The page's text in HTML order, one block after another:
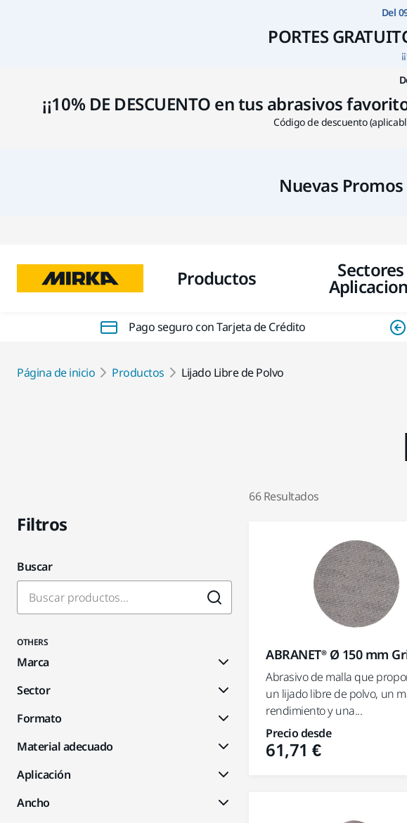
Del
PORTES
¡¡10% DE DESCUENTO en tus abrasivos
Código de descuento
Nuevas
Productos
Pago seguro con Tarjeta de Crédito
Página de inicio Productos Lijado Libre de Polvo
66 Resultados
Filtros
Buscar
OTHERS
Marca
Sector
Formato
Material adecuado
Aplicación
Ancho
ABRANET® Ø 150 mm
Abrasivo de malla que
un lijado libre de polvo, un
rendimiento y una...
Precio desde
61,71 €